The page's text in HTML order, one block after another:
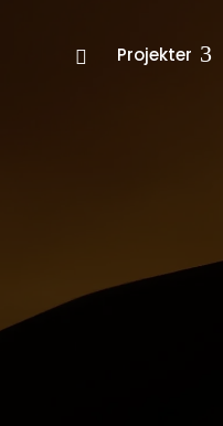
 Projekter